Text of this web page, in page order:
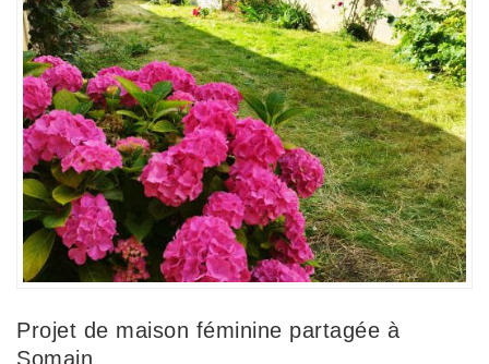
Projet de maison féminine partagée à
Somain